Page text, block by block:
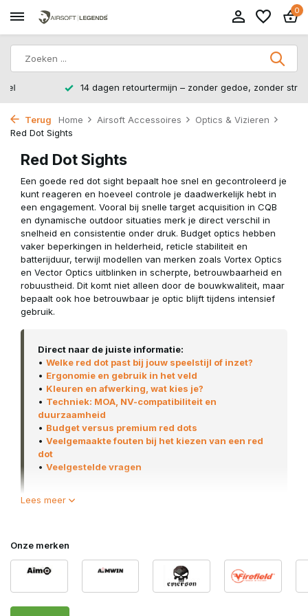
0
14 dagen retourtermijn – zonder gedoe, zonder stress.
Terug Home Airsoft Accessoires
Optics & Vizieren
Red Dot Sights
Red Dot Sights
Een goede red dot sight bepaalt hoe snel en gecontroleerd je
kunt reageren en hoeveel controle je daadwerkelijk hebt in
een engagement. Vooral bij snelle target acquisition in CQB
en dynamische outdoor situaties merk je direct verschil in
snelheid en consistentie onder druk. Budget optics hebben
vaker beperkingen in helderheid, reticle stabiliteit en
batterijduur, terwijl modellen van merken zoals Vortex Optics
en Vector Optics uitblinken in scherpte, betrouwbaarheid en
robuustheid. Dit komt niet alleen door de bouwkwaliteit, maar
bepaalt ook hoe betrouwbaar je optic blijft tijdens intensief
gebruik.
Direct naar de juiste informatie:
• Welke red dot past bij jouw speelstijl of inzet?
• Ergonomie en gebruik in het veld
• Kleuren en afwerking, wat kies je?
• Techniek: MOA, NV-compatibiliteit en
duurzaamheid
• Budget versus premium red dots
• Veelgemaakte fouten bij het kiezen van een red
dot
• Veelgestelde vragen
robuusteoptics
Een red dot is meer dan alleen een richtpunt, het bepaalt
direct je snelheid, precisie en overzicht. MOA-grootte,
brightness settings en mounting bepalen direct hoe effectief
je setup is. Combineer je een red dot met een
Lees meer
Onze merken